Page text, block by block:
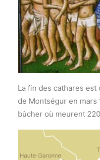
La fin des cathares
de Montségur en
bûcher où meurent